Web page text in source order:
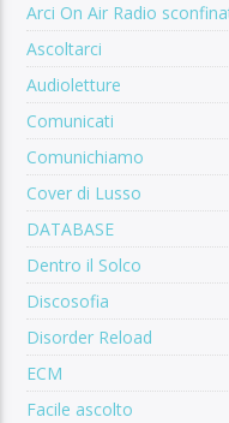
Arci On Air Radio
Ascoltarci
Audioletture
Comunicati
Comunichiamo
Cover di Lusso
DATABASE
Dentro il Solco
Discosofia
Disorder Reload
ECM
Facile ascolto